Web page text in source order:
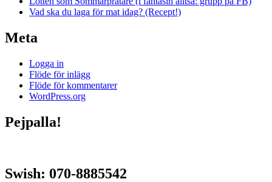
Vad ska du laga för mat idag? (Recept!)
Meta
Logga in
Flöde för inlägg
Flöde för kommentarer
WordPress.org
Pejpalla!
Swish: 070-8885542